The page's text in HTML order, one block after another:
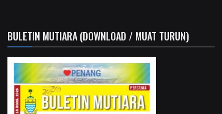
BULETIN MUTIARA (DOWNLOAD / MUAT TURUN)